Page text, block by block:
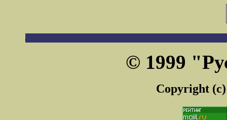
© 1999
Copyright